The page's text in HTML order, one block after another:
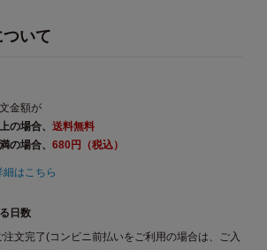
いて
金額が
の場合、 送料無料
の場合、 680円（税込）
はこちら
日数
文完了(コンビニ前払いをご利用の場合は、ご入